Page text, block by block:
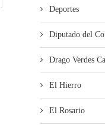
Deportes
Diputado del
Drago Verdes
El Hierro
El Rosario